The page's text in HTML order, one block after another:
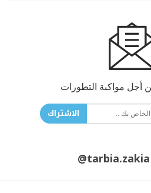
أجل مواكبة التطورات
الاشتراك
@tarbia.zakia